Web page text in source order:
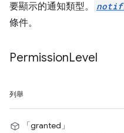
要顯示的通知類型。
條件。
PermissionLevel
列舉
「granted」